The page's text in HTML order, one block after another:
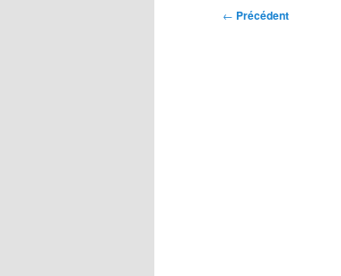
Navigation
← Précédent